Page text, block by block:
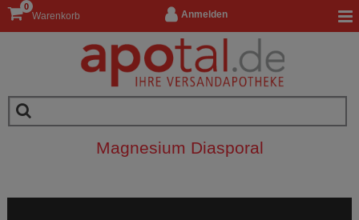
Anmelden
Warenkorb
0
Magnesium Diasporal